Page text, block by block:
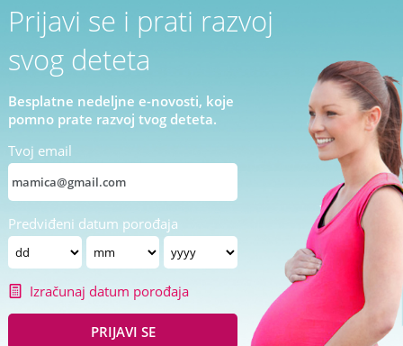
Prijavi se i prati razvoj
svog deteta
Besplatne nedeljne e-novosti, koje
pomno prate razvoj tvog deteta.
Tvoj email
Predviđeni datum porođaja
Izračunaj datum porođaja
PRIJAVI SE